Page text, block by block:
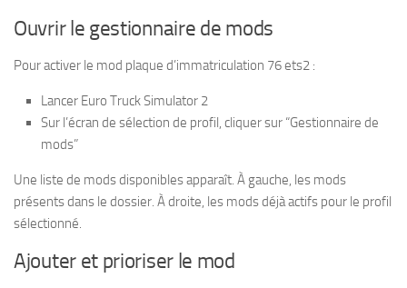
Ouvrir le gestionnaire de mods
Pour activer le mod plaque d’immatriculation 76 ets2 :
Lancer Euro Truck Simulator 2
Sur l’écran de sélection de profil, cliquer sur “Gestionnaire de
mods”
Une liste de mods disponibles apparaît. À gauche, les mods
présents dans le dossier. À droite, les mods déjà actifs pour le profil
sélectionné.
Ajouter et prioriser le mod